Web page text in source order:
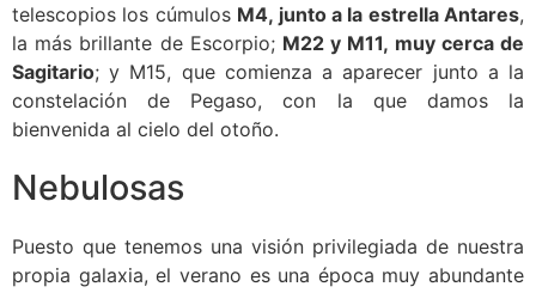
telescopios los cúmulos M4, junto a la estrella Antares,
la más brillante de Escorpio; M22 y M11, muy cerca de
Sagitario; y M15, que comienza a aparecer junto a la
constelación de Pegaso, con la que damos la
bienvenida al cielo del otoño.
Nebulosas
Puesto que tenemos una visión privilegiada de nuestra
propia galaxia, el verano es una época muy abundante